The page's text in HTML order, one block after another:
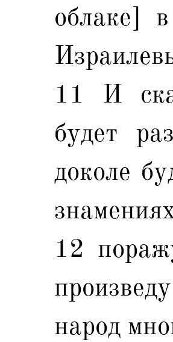
облаке]
11 И
будет
доколе
12
народ